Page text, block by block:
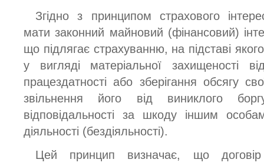
Згідно з принципом страхового
мати законний майновий (фінансовий)
що підлягає страхуванню, на підставі
у вигляді матеріальної захищеності
працездатності або зберігання обсягу
звільнення його від виниклого
відповідальності за шкоду іншим
діяльності (бездіяльності).
Цей принцип визначає, що договір